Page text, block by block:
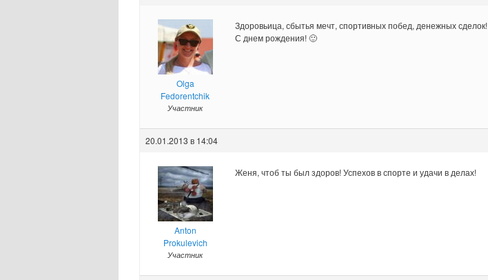
Olga
Fedorentchik
Участник
Здоровьица, сбытья мечт, спортивных побед, денежных сделок!
С днем рождения! 🙂
20.01.2013 в 14:04
Anton
Prokulevich
Участник
Женя, чтоб ты был здоров! Успехов в спорте и удачи в делах!